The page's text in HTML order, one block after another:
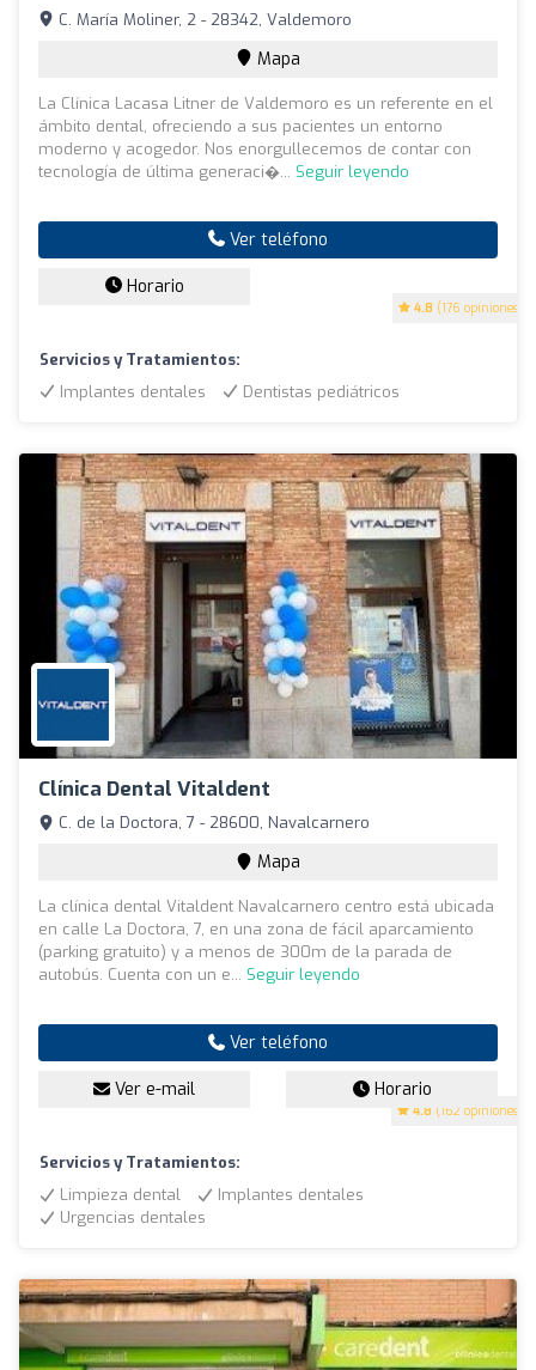
4.8 (176 opiniones)
C. María Moliner, 2 - 28342, Valdemoro
Mapa
La Clínica Lacasa Litner de Valdemoro es un referente en el
ámbito dental, ofreciendo a sus pacientes un entorno
moderno y acogedor. Nos enorgullecemos de contar con
tecnología de última generaci�... Seguir leyendo
Ver teléfono
Horario
Servicios y Tratamientos:
Implantes dentales
Dentistas pediátricos
Clínica Dental Vitaldent
4.8 (162 opiniones)
C. de la Doctora, 7 - 28600, Navalcarnero
Mapa
La clínica dental Vitaldent Navalcarnero centro está ubicada
en calle La Doctora, 7, en una zona de fácil aparcamiento
(parking gratuito) y a menos de 300m de la parada de
autobús. Cuenta con un e... Seguir leyendo
Ver teléfono
Ver e-mail Horario
Servicios y Tratamientos:
Limpieza dental
Implantes dentales
Urgencias dentales